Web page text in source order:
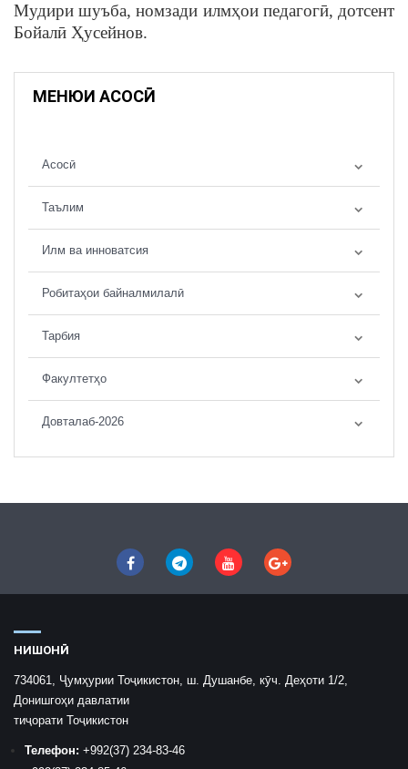
Мудири шуъба, номзади илмҳои педагогӣ, дотсент
Бойалӣ Ҳусейнов.
МЕНЮИ АСОСӢ
Асосӣ
Таълим
Илм ва инноватсия
Робитаҳои байналмилалӣ
Тарбия
Факултетҳо
Довталаб-2026
НИШОНӢ
734061, Ҷумҳурии Тоҷикистон, ш. Душанбе, кӯч. Деҳоти 1/2,
Донишгоҳи давлатии
тиҷорати Тоҷикистон
Телефон: +992(37) 234-83-46